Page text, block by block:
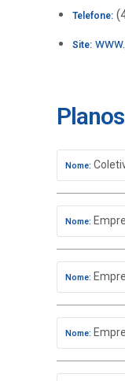
Telefone:
Site:
Nome:
Nome:
Nome:
Nome: